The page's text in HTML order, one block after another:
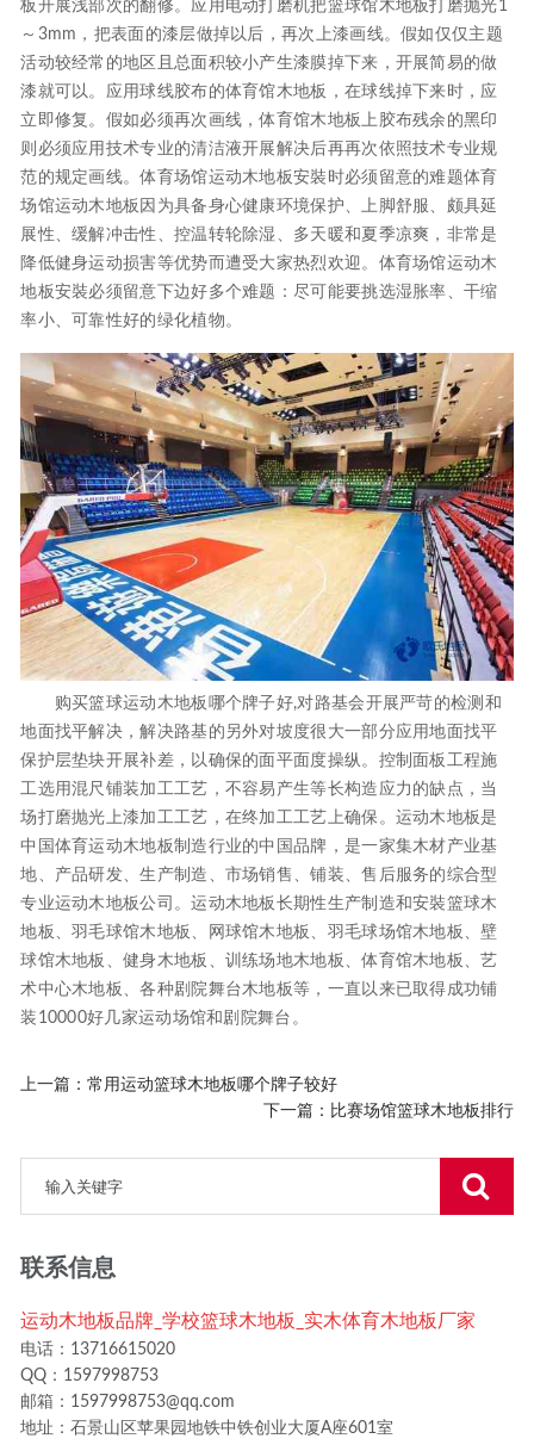
板开展浅部次的翻修。应用电动打磨机把篮球馆木地板打磨抛光1
～3mm，把表面的漆层做掉以后，再次上漆画线。假如仅仅主题
活动较经常的地区且总面积较小产生漆膜掉下来，开展简易的做
漆就可以。应用球线胶布的体育馆木地板，在球线掉下来时，应
立即修复。假如必须再次画线，体育馆木地板上胶布残余的黑印
则必须应用技术专业的清洁液开展解决后再再次依照技术专业规
范的规定画线。体育场馆运动木地板安裝时必须留意的难题体育
场馆运动木地板因为具备身心健康环境保护、上脚舒服、颇具延
展性、缓解冲击性、控温转轮除湿、多天暖和夏季凉爽，非常是
降低健身运动损害等优势而遭受大家热烈欢迎。体育场馆运动木
地板安裝必须留意下边好多个难题：尽可能要挑选湿胀率、干缩
率小、可靠性好的绿化植物。
购买篮球运动木地板哪个牌子好,对路基会开展严苛的检测和
地面找平解决，解决路基的另外对坡度很大一部分应用地面找平
保护层垫块开展补差，以确保的面平面度操纵。控制面板工程施
工选用混尺铺装加工工艺，不容易产生等长构造应力的缺点，当
场打磨抛光上漆加工工艺，在终加工工艺上确保。运动木地板是
中国体育运动木地板制造行业的中国品牌，是一家集木材产业基
地、产品研发、生产制造、市场销售、铺装、售后服务的综合型
专业运动木地板公司。运动木地板长期性生产制造和安裝篮球木
地板、羽毛球馆木地板、网球馆木地板、羽毛球场馆木地板、壁
球馆木地板、健身木地板、训练场地木地板、体育馆木地板、艺
术中心木地板、各种剧院舞台木地板等，一直以来已取得成功铺
装10000好几家运动场馆和剧院舞台。
上一篇：常用运动篮球木地板哪个牌子较好
下一篇： 比赛场馆篮球木地板排行
联系信息
运动木地板品牌_学校篮球木地板_实木体育木地板厂家
电话：13716615020
QQ：1597998753
邮箱：1597998753@qq.com
地址：石景山区苹果园地铁中铁创业大厦A座601室